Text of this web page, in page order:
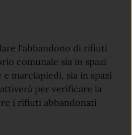
l'abbandono di rifiuti
comunale sia in spazi
marciapiedi, sia in spazi
per verificare la
i rifiuti abbandonati